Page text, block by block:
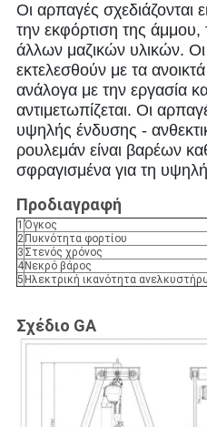
Οι αρπαγές σχεδιάζονται
την εκφόρτιση της άμμου,
άλλων μαζικών υλικών.
εκτελεσθούν με τα
ανάλογα με την εργασία
αντιμετωπίζεται. Οι
υψηλής ένδυσης -
ρουλεμάν είναι βαρέων
σφραγισμένα για τη
Προδιαγραφή
1 Όγκος
2 Πυκνότητα φορτίου
3 Στενός χρόνος
4 Νεκρό βάρος
5 Ηλεκτρική ικανότητα
Σχέδιο GA